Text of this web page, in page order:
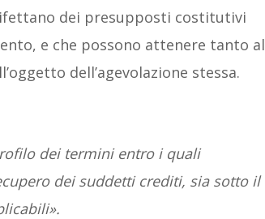
dei presupposti costitutivi
e che possono attenere tanto al
dell’agevolazione stessa.
dei termini entro i quali
dei suddetti crediti, sia sotto il